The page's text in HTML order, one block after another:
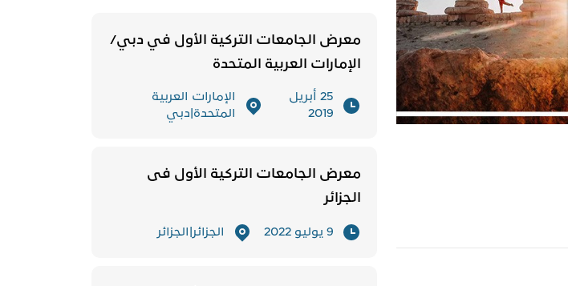
معرض الجامعات التركية الأول في دبي/
الإمارات العربية المتحدة
25 أبريل
2019
الإمارات العربية
المتحدة|دبي
معرض الجامعات التركية الأول فى
الجزائر
9 يوليو 2022 الجزائر|الجزائر